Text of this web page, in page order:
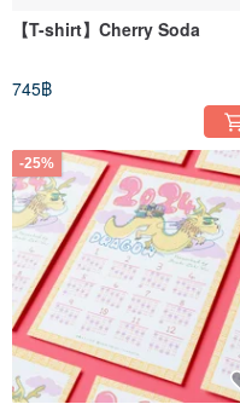
【T-shirt】Cherry Soda
745฿
-25%